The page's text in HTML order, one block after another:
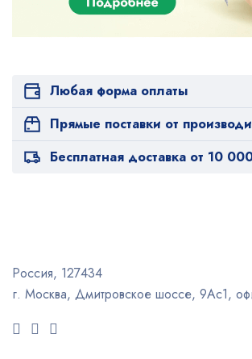
Любая форма оплаты
Прямые поставки от
Бесплатная доставка от 10
Россия, 127434
г. Москва, Дмитровское шоссе, 9Ас1,